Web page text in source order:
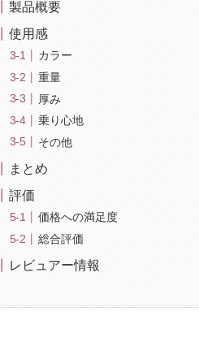
製品概要
使用感
カラー
重量
厚み
乗り心地
その他
まとめ
評価
価格への満足度
総合評価
レビュアー情報